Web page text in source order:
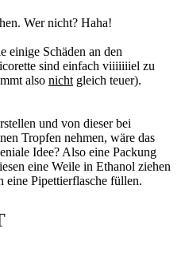
Wer nicht? Haha!
einige Schäden an den
sind einfach viiiiiiiel zu
also nicht gleich teuer).
und von dieser bei
Tropfen nehmen, wäre das
Idee? Also eine Packung
eine Weile in Ethanol ziehen
eine Pipettierflasche füllen.